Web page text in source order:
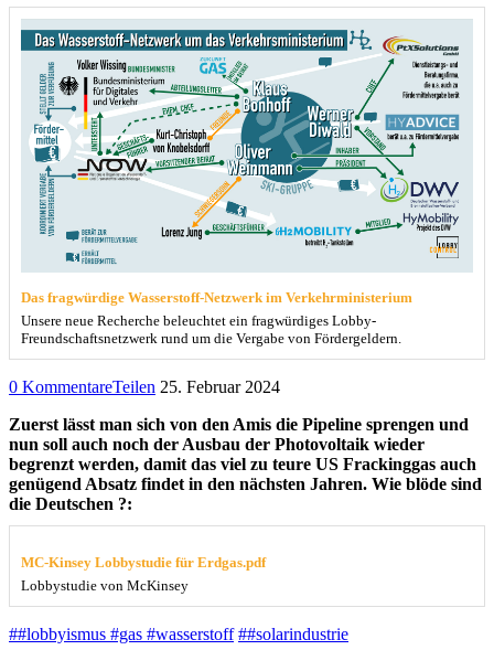
Das fragwürdige Wasserstoff-Netzwerk im Verkehrministerium
Unsere neue Recherche beleuchtet ein fragwürdiges Lobby-
Freundschaftsnetzwerk rund um die Vergabe von Fördergeldern.
0 KommentareTeilen 25. Februar 2024
Zuerst lässt man sich von den Amis die Pipeline sprengen und
nun soll auch noch der Ausbau der Photovoltaik wieder
begrenzt werden, damit das viel zu teure US Frackinggas auch
genügend Absatz findet in den nächsten Jahren. Wie blöde sind
die Deutschen ?:
MC-Kinsey Lobbystudie für Erdgas.pdf
Lobbystudie von McKinsey
##lobbyismus #gas #wasserstoff ##solarindustrie